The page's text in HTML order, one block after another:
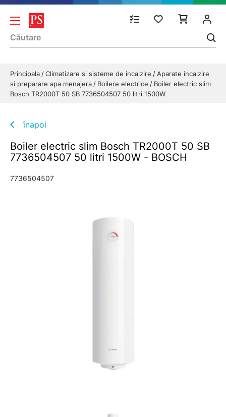
Principala Climatizare si sisteme de incalzire
Aparate incalzire
si preparare apa menajera
Boilere electrice
Boiler electric slim
Bosch TR2000T 50 SB 7736504507 50 litri 1500W
înapoi
Boiler electric slim Bosch TR2000T 50 SB
7736504507 50 litri 1500W - BOSCH
7736504507